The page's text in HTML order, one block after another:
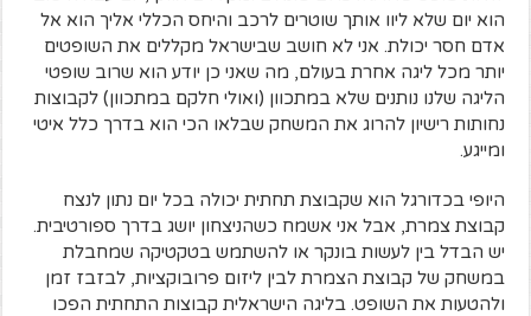
הוא יום שלא ליוו אותך שוטרים לרכב והיחס הכללי אליך הוא אל
אדם חסר יכולת. אני לא חושב שבישראל מקללים את השופטים
יותר מכל ליגה אחרת בעולם, מה שאני כן יודע הוא שרוב שופטי
הליגה שלנו נותנים שלא במתכוון (ואולי חלקם במתכוון) לקבוצות
נחותות רישיון להרוג את המשחק שבלאו הכי הוא בדרך כלל איטי
ומייגע.
היופי בכדורגל הוא שקבוצת תחתית יכולה בכל יום נתון לנצח
קבוצת צמרת, אבל אני אשמח כשהניצחון יושג בדרך ספורטיבית.
יש הבדל בין לעשות בונקר או להשתמש בטקטיקה שמחבלת
במשחק של קבוצת הצמרת לבין ליזום פרובוקציות, לבזבז זמן
ולהטעות את השופט. בליגה הישראלית קבוצות התחתית הפכו